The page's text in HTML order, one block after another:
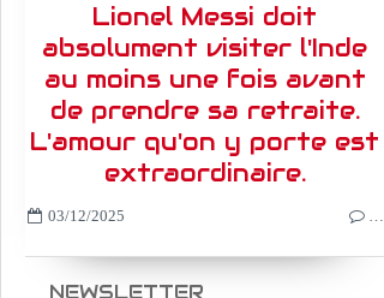
NEWSLETTER
Lionel Messi doit
absolument visiter l'Inde
au moins une fois avant
de prendre sa retraite.
L'amour qu'on y porte est
extraordinaire.
03/12/2025 …